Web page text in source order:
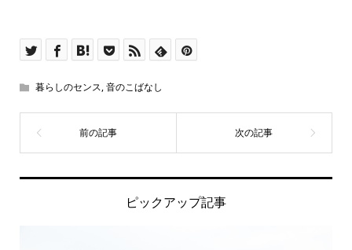
暮らしのセンス,音のこばなし
ピックアップ記事